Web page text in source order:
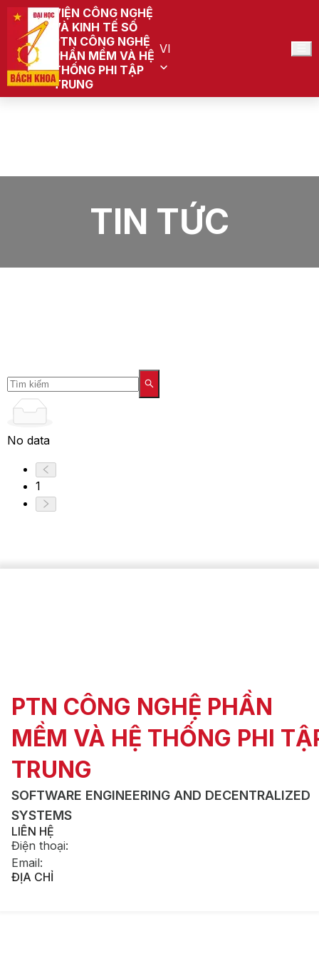
VIỆN CÔNG NGHỆ
VÀ KINH TẾ SỐ
PTN CÔNG NGHỆ
PHẦN MỀM VÀ HỆ
THỐNG PHI TẬP
TRUNG
VI
TIN TỨC
No data
1
PTN CÔNG NGHỆ PHẦN
MỀM VÀ HỆ THỐNG PHI
TRUNG
SOFTWARE ENGINEERING AND DECENTRALIZED
SYSTEMS
LIÊN HỆ
Điện thoại:
Email:
ĐỊA CHỈ